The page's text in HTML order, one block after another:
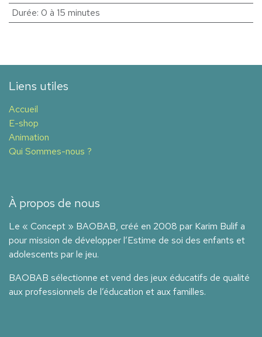
Durée: 0 à 15 minutes
Liens utiles
Accueil
E-shop
Animation
Qui Sommes-nous ?
À propos de nous
Le « Concept » BAOBAB, créé en 2008 par Karim Bulif a
pour mission de développer l’Estime de soi des enfants et
adolescents par le jeu.
BAOBAB sélectionne et vend des jeux éducatifs de qualité
aux professionnels de l’éducation et aux familles.